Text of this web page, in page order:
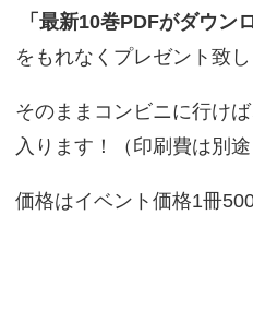
「最新10巻PDFがダウン
をもれなくプレゼント致し
そのままコンビニに行け
入ります！（印刷費は別途
価格はイベント価格1冊500